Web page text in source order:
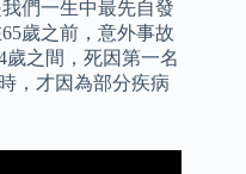
們一生中最先自發
歲之前，意外事故
之間，死因第一名
，才因為部分疾病